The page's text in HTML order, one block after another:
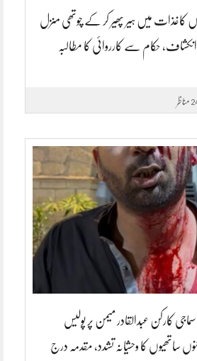
ناظم آباد بلاک 1 میں کاغذات میں ہیر پھیر کر کے چوتھی منزل
انکشاف، حکام سے کارروائی کا مطالبہ
مناظر
کارکن عبدالقادر میمن پر پولیس
ساتھیوں کا وحشیانہ تشدد، مقدمہ درج